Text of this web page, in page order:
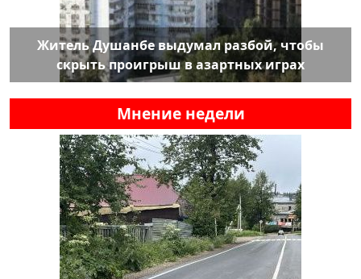
Житель Душанбе выдумал разбой, чтобы
скрыть проигрыш в азартных играх
Мнение недели